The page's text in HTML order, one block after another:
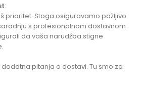
:
prioritet. Stoga osiguravamo pažljivo
s profesionalnom dostavnom
da vaša narudžba stigne
pitanja o dostavi. Tu smo za